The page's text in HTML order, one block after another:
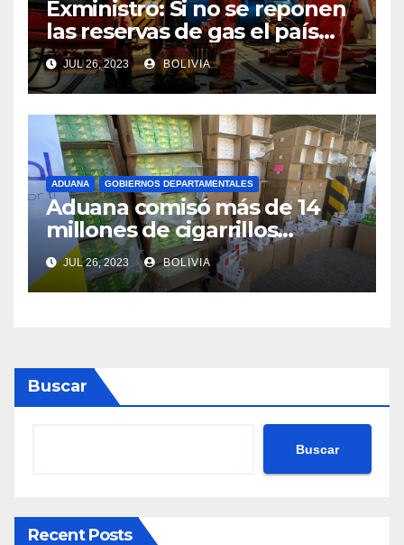
Exministro: Si no se reponen
las reservas de gas el país
comenzará a importar con un
millonario presupuesto
JUL 26, 2023 BOLIVIA
ADUANA GOBIERNOS DEPARTAMENTALES
Aduana comisó más de 14
millones de cigarrillos
valuados en Bs 700.000
JUL 26, 2023 BOLIVIA
Buscar
Buscar
Recent Posts